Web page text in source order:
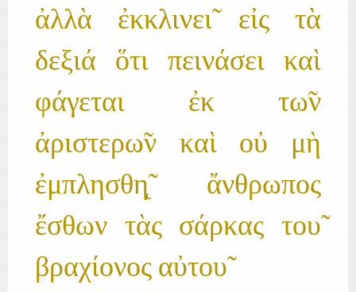
ἀλλὰ ἐκκλινει̃ εἰς τὰ
δεξιά ὅτι πεινάσει καὶ
φάγεται ἐκ τω̃ν
ἀριστερω̃ν καὶ οὐ μὴ
ἐμπλησθη̨̃ ἄνθρωπος
ἔσθων τὰς σάρκας του̃
βραχίονος αὐτου̃